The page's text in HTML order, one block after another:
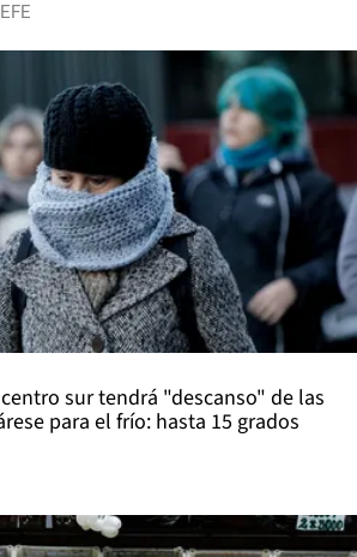
sur tendrá "descanso" de las
para el frío: hasta 15 grados